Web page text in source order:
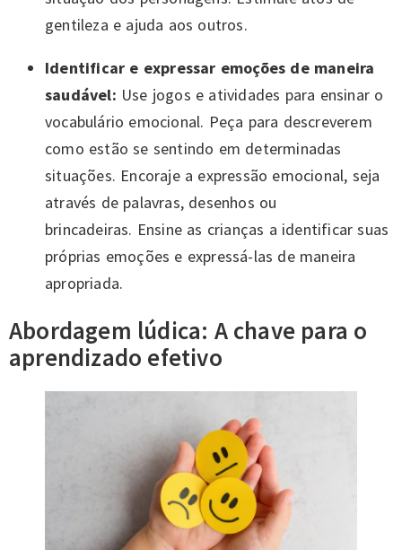
gentileza e ajuda aos outros.
Identificar e expressar emoções de maneira
saudável: Use jogos e atividades para ensinar o
vocabulário emocional. Peça para descreverem
como estão se sentindo em determinadas
situações. Encoraje a expressão emocional, seja
através de palavras, desenhos ou
brincadeiras. Ensine as crianças a identificar suas
próprias emoções e expressá-las de maneira
apropriada.
Abordagem lúdica: A chave para o
aprendizado efetivo